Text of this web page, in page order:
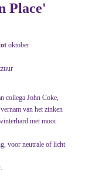
Place'
oktober
collega John Coke,
van het zinken
met mooi
voor neutrale of licht